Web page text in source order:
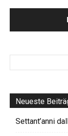
Neueste
Settant’anni